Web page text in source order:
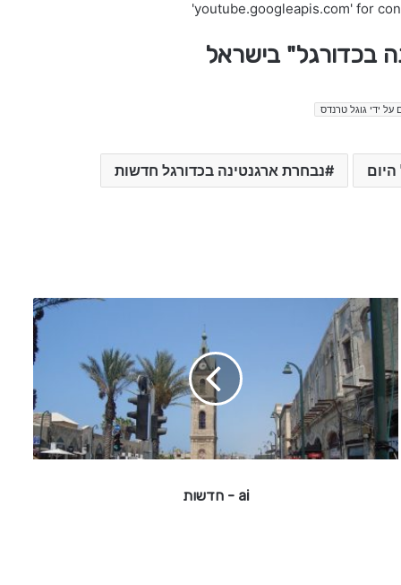
'youtube.googleapis.com' for
בכדורגל" בישראל
על ידי גוגל טרנדס
נבחרת ארגנטינה בכדורגל חדשות
a
i
-
ח
ד
ש
ו
ai - חדשות